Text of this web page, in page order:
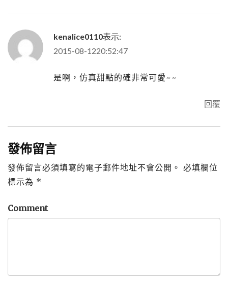
kenalice0110表示:
2015-08-1220:52:47
是啊，仿真甜點的確非常可愛~~
回覆
發佈留言
發佈留言必須填寫的電子郵件地址不會公開。 必填欄位
標示為 *
Comment